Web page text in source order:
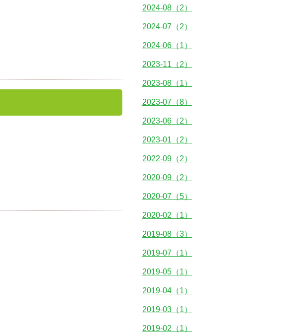
2024-08（2）
2024-07（2）
2024-06（1）
2023-11（2）
2023-08（1）
2023-07（8）
2023-06（2）
2023-01（2）
2022-09（2）
2020-09（2）
2020-07（5）
2020-02（1）
2019-08（3）
2019-07（1）
2019-05（1）
2019-04（1）
2019-03（1）
2019-02（1）